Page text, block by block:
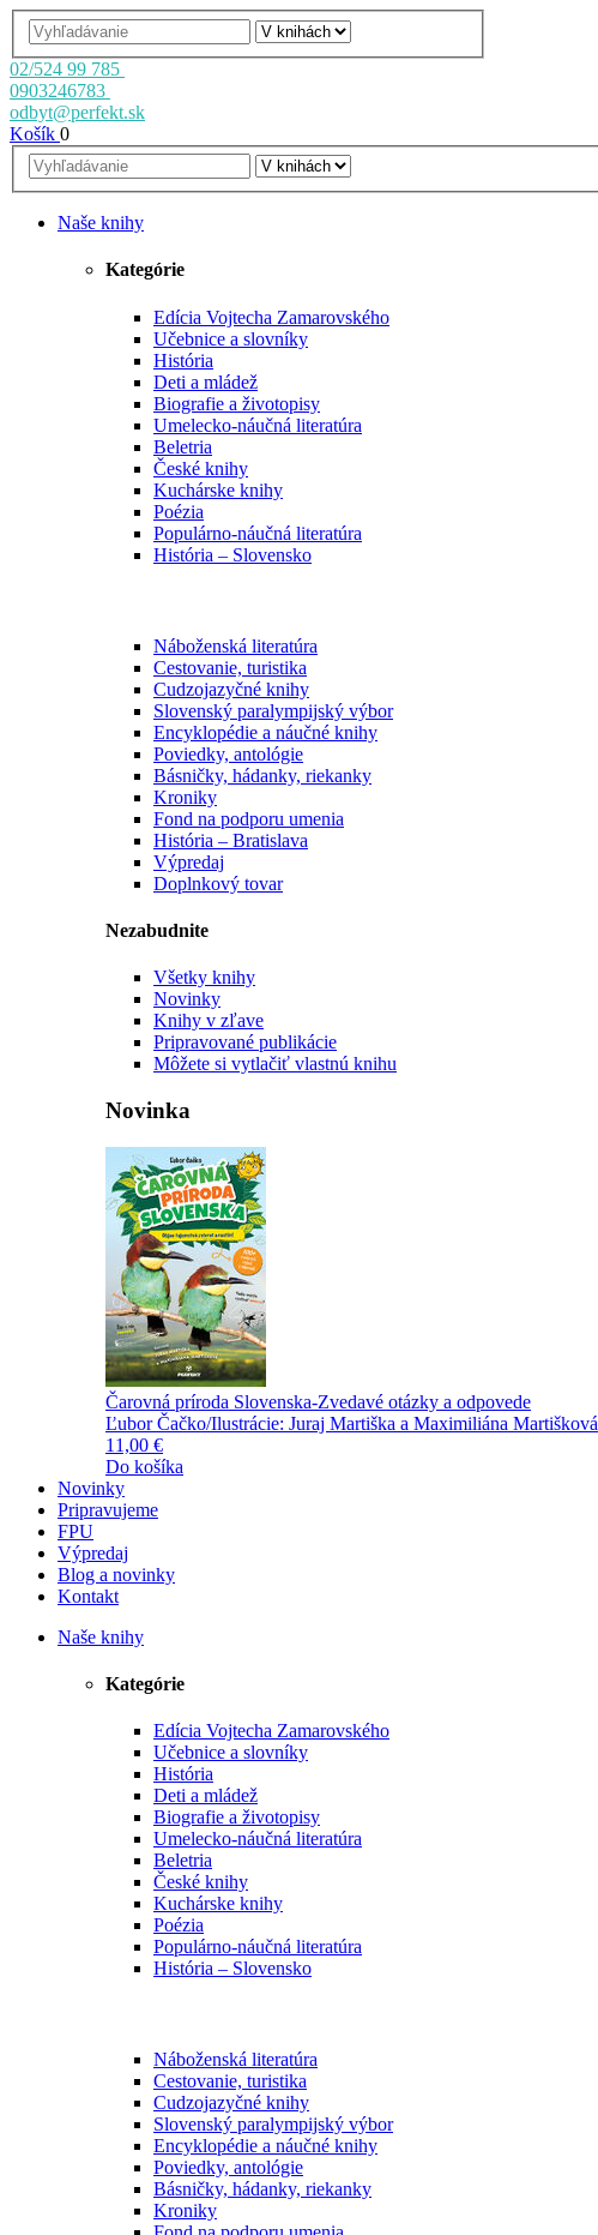
02/524 99 785
0903246783
odbyt@perfekt.sk
Košík 0
Naše knihy
Kategórie
Edícia Vojtecha Zamarovského
Učebnice a slovníky
História
Deti a mládež
Biografie a životopisy
Umelecko-náučná literatúra
Beletria
České knihy
Kuchárske knihy
Poézia
Populárno-náučná literatúra
História – Slovensko
Náboženská literatúra
Cestovanie, turistika
Cudzojazyčné knihy
Slovenský paralympijský výbor
Encyklopédie a náučné knihy
Poviedky, antológie
Básničky, hádanky, riekanky
Kroniky
Fond na podporu umenia
História – Bratislava
Výpredaj
Doplnkový tovar
Nezabudnite
Všetky knihy
Novinky
Knihy v zľave
Pripravované publikácie
Môžete si vytlačiť vlastnú knihu
Novinka
Čarovná príroda Slovenska-Zvedavé otázky a odpovede
Ľubor Čačko/Ilustrácie: Juraj Martiška a Maximiliána Martišková
11,00 €
Do košíka
Novinky
Pripravujeme
FPU
Výpredaj
Blog a novinky
Kontakt
Naše knihy
Kategórie
Edícia Vojtecha Zamarovského
Učebnice a slovníky
História
Deti a mládež
Biografie a životopisy
Umelecko-náučná literatúra
Beletria
České knihy
Kuchárske knihy
Poézia
Populárno-náučná literatúra
História – Slovensko
Náboženská literatúra
Cestovanie, turistika
Cudzojazyčné knihy
Slovenský paralympijský výbor
Encyklopédie a náučné knihy
Poviedky, antológie
Básničky, hádanky, riekanky
Kroniky